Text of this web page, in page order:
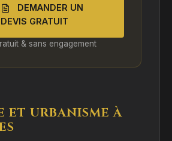
DEMANDER UN
DEVIS GRATUIT
& sans engagement
ET URBANISME À